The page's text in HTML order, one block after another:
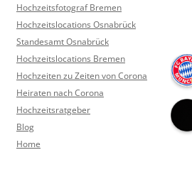
Hochzeitsfotograf Bremen
Hochzeitslocations Osnabrück
Standesamt Osnabrück
Hochzeitslocations Bremen
Hochzeiten zu Zeiten von Corona
Heiraten nach Corona
Hochzeitsratgeber
Blog
Home